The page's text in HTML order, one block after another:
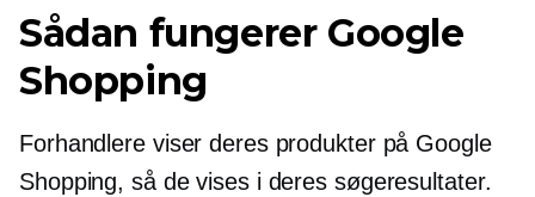
Sådan fungerer Google
Shopping
Forhandlere viser deres produkter på Google
Shopping, så de vises i deres søgeresultater.